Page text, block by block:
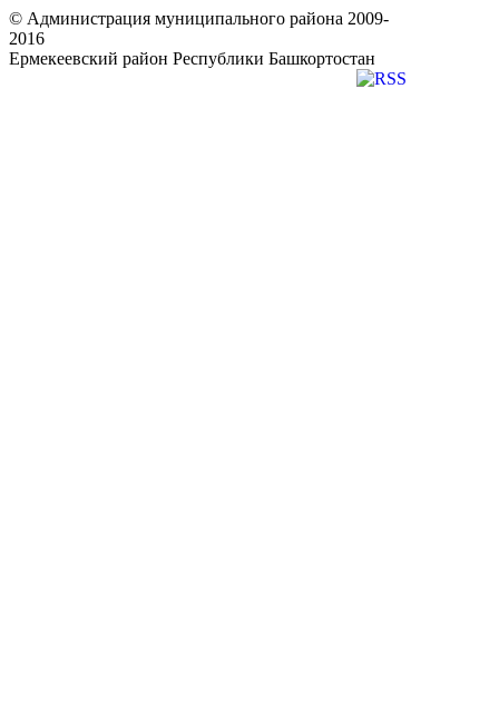
© Администрация муниципального района 2009-
2016
Ермекеевский район Республики Башкортостан